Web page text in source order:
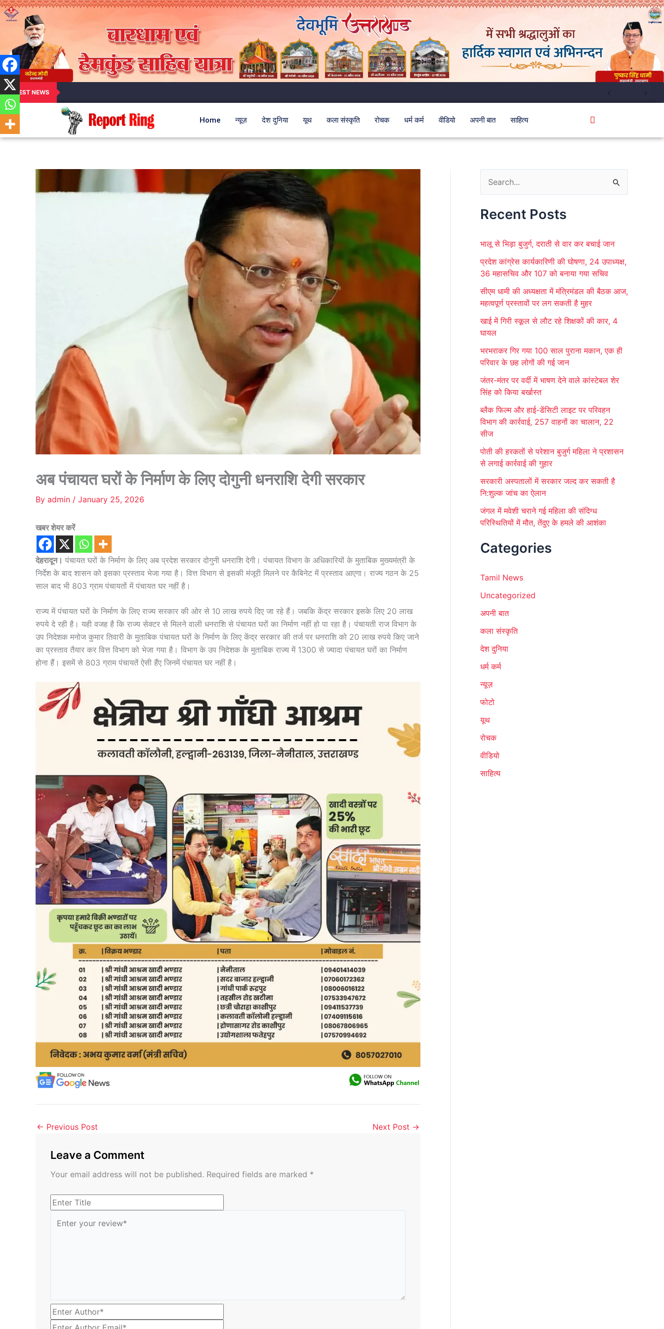
LATEST NEWS
Home न्यूज़ देश दुनिया यूथ कला संस्कृति रोचक धर्म कर्म वीडियो अपनी बात साहित्य
अब पंचायत घरों के निर्माण के लिए दोगुनी धनराशि देगी सरकार
By admin / January 25, 2026
खबर शेयर करें
देहरादून। पंचायत घरों के निर्माण के लिए अब प्रदेश सरकार दोगुनी धनराशि देगी। पंचायत विभाग के अधिकारियों के मुताबिक मुख्यमंत्री के
निर्देश के बाद शासन को इसका प्रस्ताव भेजा गया है। वित्त विभाग से इसकी मंजूरी मिलने पर कैबिनेट में प्रस्ताव आएगा। राज्य गठन के 25
साल बाद भी 803 ग्राम पंचायतों में पंचायत घर नहीं है।
राज्य में पंचायत घरों के निर्माण के लिए राज्य सरकार की ओर से 10 लाख रुपये दिए जा रहे हैं। जबकि केंद्र सरकार इसके लिए 20 लाख
रुपये दे रही है। यही वजह है कि राज्य सेक्टर से मिलने वाली धनराशि से पंचायत घरों का निर्माण नहीं हो पा रहा है। पंचायती राज विभाग के
उप निदेशक मनोज कुमार तिवारी के मुताबिक पंचायत घरों के निर्माण के लिए केंद्र सरकार की तर्ज पर धनराशि को 20 लाख रुपये किए जाने
का प्रस्ताव तैयार कर वित्त विभाग को भेजा गया है। विभाग के उप निदेशक के मुताबिक राज्य में 1300 से ज्यादा पंचायत घरों का निर्माण
होना हैं। इसमें से 803 ग्राम पंचायतें ऐसी हैंए जिनमें पंचायत घर नहीं है।
← Previous Post Next Post →
Leave a Comment
Your email address will not be published. Required fields are marked *
a
c
h
f
o
Recent Posts
भालू से भिड़ा बुजुर्ग, दराती से वार कर बचाई जान
प्रदेश कांग्रेस कार्यकारिणी की घोषणा, 24 उपाध्यक्ष,
36 महासचिव और 107 को बनाया गया सचिव
सीएम धामी की अध्यक्षता में मंत्रिमंडल की बैठक आज,
महत्वपूर्ण प्रस्तावों पर लग सकती है मुहर
खाई में गिरी स्कूल से लौट रहे शिक्षकों की कार, 4
घायल
भरभराकर गिर गया 100 साल पुराना मकान, एक ही
परिवार के छह लोगों की गई जान
जंतर-मंतर पर वर्दी में भाषण देने वाले कांस्टेबल शेर
सिंह को किया बर्खास्त
ब्लैक फिल्म और हाई-डेंसिटी लाइट पर परिवहन
विभाग की कार्रवाई, 257 वाहनों का चालान, 22
सीज
पोती की हरकतों से परेशान बुजुर्ग महिला ने प्रशासन
से लगाई कार्रवाई की गुहार
सरकारी अस्पतालों में सरकार जल्द कर सकती है
नि:शुल्क जांच का ऐलान
जंगल में मवेशी चराने गई महिला की संदिग्ध
परिस्थितियों में मौत, तेंदुए के हमले की आशंका
Categories
Tamil News
Uncategorized
अपनी बात
कला संस्कृति
देश दुनिया
धर्म कर्म
न्यूज़
फोटो
यूथ
रोचक
वीडियो
साहित्य